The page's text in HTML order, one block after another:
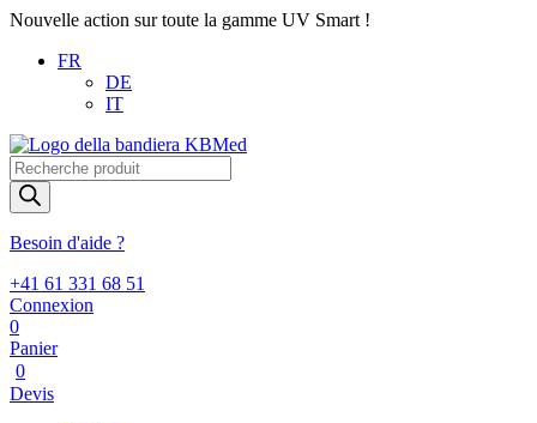
Nouvelle action sur toute la gamme UV Smart !
FR
DE
IT
Recherche
de
produits
Besoin d'aide ?
+41 61 331 68 51
Connexion
0
Panier
0
Devis